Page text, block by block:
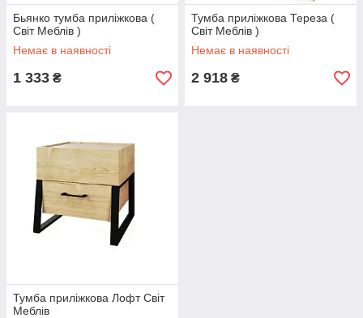
Бьянко тумба приліжкова (
Світ Меблів )
Немає в наявності
1 333 ₴
Тумба приліжкова Тереза (
Світ Меблів )
Немає в наявності
2 918 ₴
Тумба приліжкова Лофт Світ
Меблів